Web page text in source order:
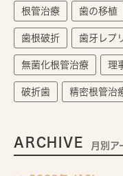
根管治療 歯の移植
歯根破折 歯牙レプ
無菌化根管治療 理
破折歯 精密根管治
ARCHIVE 月別ア